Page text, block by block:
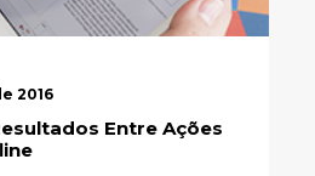
2016
Entre Ações